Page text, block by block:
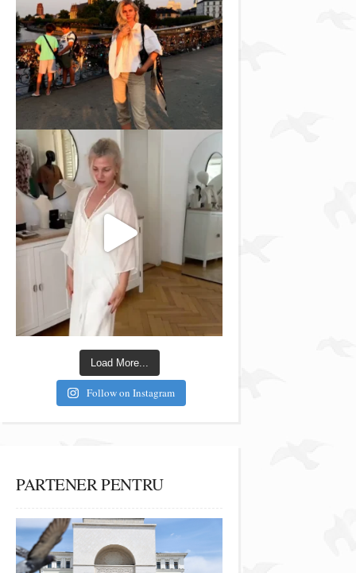
Load More...
Follow on Instagram
PARTENER PENTRU